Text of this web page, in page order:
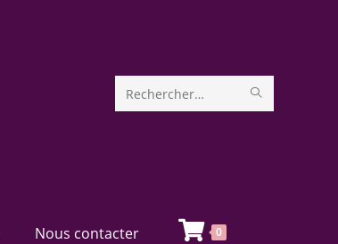
Rechercher
Nous contacter 0